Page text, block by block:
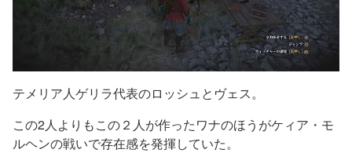
テメリア人ゲリラ代表のロッシュとヴェス。
この2人よりもこの２人が作ったワナのほうがケィア・モ
ルヘンの戦いで存在感を発揮していた。